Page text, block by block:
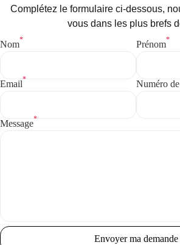
Cafetière / Machine à café
Complétez le formulaire ci-dessous,
vous dans les plus brefs
Nom* Prénom*
Email* Numéro
Message*
Envoyer ma demande